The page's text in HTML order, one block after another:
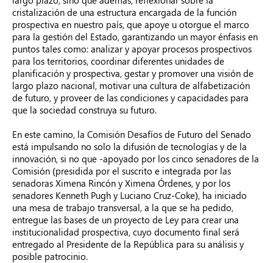
cristalización de una estructura encargada de la función
prospectiva en nuestro país, que apoye u otorgue el marco
para la gestión del Estado, garantizando un mayor énfasis en
puntos tales como: analizar y apoyar procesos prospectivos
para los territorios, coordinar diferentes unidades de
planificación y prospectiva, gestar y promover una visión de
largo plazo nacional, motivar una cultura de alfabetización
de futuro, y proveer de las condiciones y capacidades para
que la sociedad construya su futuro.
En este camino, la Comisión Desafíos de Futuro del Senado
está impulsando no solo la difusión de tecnologías y de la
innovación, si no que -apoyado por los cinco senadores de la
Comisión (presidida por el suscrito e integrada por las
senadoras Ximena Rincón y Ximena Órdenes, y por los
senadores Kenneth Pugh y Luciano Cruz-Coke), ha iniciado
una mesa de trabajo transversal, a la que se ha pedido,
entregue las bases de un proyecto de Ley para crear una
institucionalidad prospectiva, cuyo documento final será
entregado al Presidente de la República para su análisis y
posible patrocinio.